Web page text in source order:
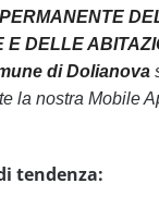
E DELLE
di Dolianova
la nostra Mobile
tendenza: